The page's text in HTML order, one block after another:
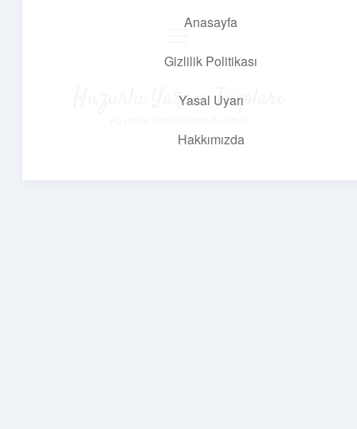
Anasayfa
Gizlilik Politikası
Yasal Uyarı
Hakkımızda
Huzurlu Yaşam Tüyoları